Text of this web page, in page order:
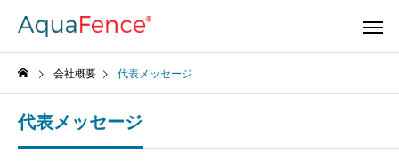
会社概要 代表メッセージ
代表メッセージ